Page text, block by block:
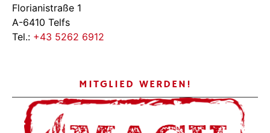
Florianistraße 1
A-6410 Telfs
Tel.: +43 5262 6912
MITGLIED WERDEN!